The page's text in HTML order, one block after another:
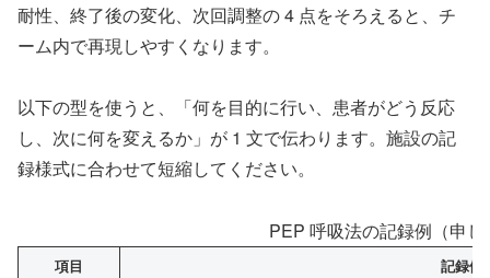
耐性、終了後の変化、次回調整の 4 点をそろえると、チ
ーム内で再現しやすくなります。
以下の型を使うと、「何を目的に行い、患者がどう反応
し、次に何を変えるか」が 1 文で伝わります。施設の記
録様式に合わせて短縮してください。
PEP 呼吸法の記録例（申し
項目 記録例